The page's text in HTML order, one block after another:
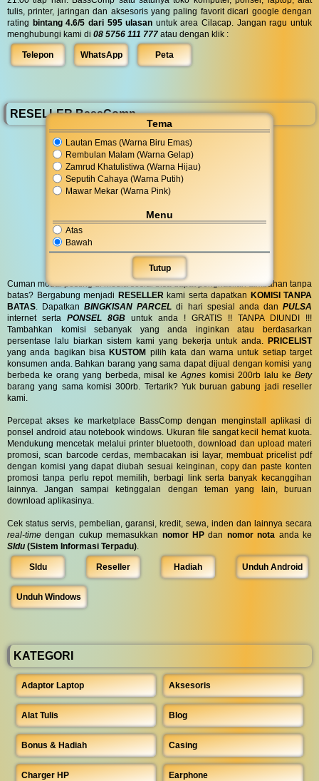
Tema
Lautan Emas (Warna Biru Emas)
Rembulan Malam (Warna Gelap)
Zamrud Khatulistiwa (Warna Hijau)
Seputih Cahaya (Warna Putih)
Mawar Mekar (Warna Pink)
Menu
Atas
Bawah
Tutup
tulis, printer, jaringan dan aksesoris yang paling favorit dicari google dengan
rating bintang 4.6/5 dari 595 ulasan untuk area Cilacap. Jangan ragu untuk
menghubungi kami di 08 5756 111 777 atau dengan klik :
Telepon WhatsApp Peta
RESELLER BassComp
Cuman modal posting di media sosial bisa dapat penghasilan tambahan tanpa
batas? Bergabung menjadi RESELLER kami serta dapatkan KOMISI TANPA
BATAS . DapatkanBINGKISAN PARCEL di hari spesial anda danPULSA
internet serta PONSEL 8GB untuk anda ! GRATIS !! TANPA DIUNDI !!!
Tambahkan komisi sebanyak yang anda inginkan atau berdasarkan
persentase lalu biarkan sistem kami yang bekerja untuk anda. PRICELIST
yang anda bagikan bisaKUSTOM pilih kata dan warna untuk setiap target
konsumen anda. Bahkan barang yang sama dapat dijual dengan komisi yang
berbeda ke orang yang berbeda, misal ke Agnes komisi 200rb lalu ke Bety
barang yang sama komisi 300rb. Tertarik? Yuk buruan gabung jadi reseller
kami.
Percepat akses ke marketplace BassComp dengan menginstall aplikasi di
ponsel android atau notebook windows. Ukuran file sangat kecil hemat kuota.
Mendukung mencetak melalui printer bluetooth, download dan upload materi
promosi, scan barcode cerdas, membacakan isi layar, membuat pricelist pdf
dengan komisi yang dapat diubah sesuai keinginan, copy dan paste konten
promosi tanpa perlu repot memilih, berbagi link serta banyak kecanggihan
lainnya. Jangan sampai ketinggalan dengan teman yang lain, buruan
download aplikasinya.
Cek status servis, pembelian, garansi, kredit, sewa, inden dan lainnya secara
real-time dengan cukup memasukkan nomor HP dan nomor nota anda ke
SIdu (Sistem Informasi Terpadu)
SIdu Reseller Hadiah Unduh Android
Unduh Windows
KATEGORI
Adaptor Laptop Aksesoris
Alat Tulis Blog
Bonus & Hadiah Casing
Charger HP Earphone